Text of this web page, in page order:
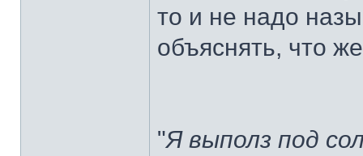
то и не надо
объяснять, что
"Я выполз под